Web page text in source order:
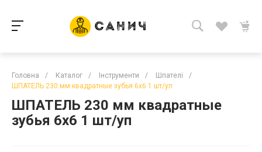
Головна / Каталог / Інструменти / Шпателі
/
ШПАТЕЛЬ 230 мм квадратные зубья 6х6 1 шт/уп
ШПАТЕЛЬ 230 мм квадратные
зубья 6х6 1 шт/уп